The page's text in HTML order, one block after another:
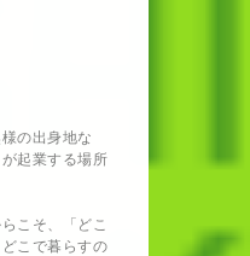
の出身地な
起業する場所
こそ、「どこ
こで暮らすの